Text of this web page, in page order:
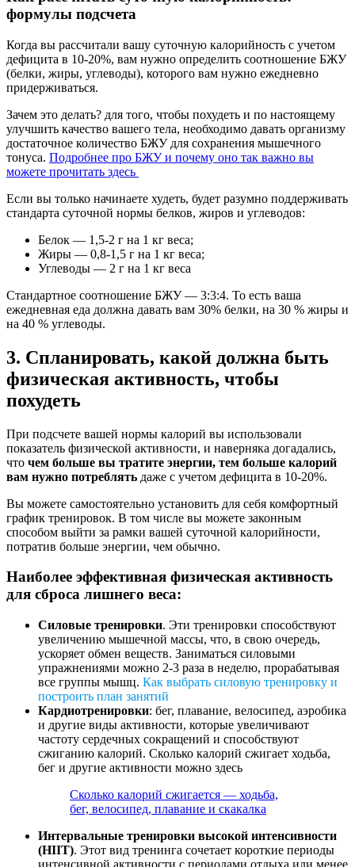
формулы подсчета
Когда вы рассчитали вашу суточную калорийность с учетом
дефицита в 10-20%, вам нужно определить соотношение БЖУ
(белки, жиры, углеводы), которого вам нужно ежедневно
придерживаться.
Зачем это делать? для того, чтобы похудеть и по настоящему
улучшить качество вашего тела, необходимо давать организму
достаточное количество БЖУ для сохранения мышечного
тонуса. Подробнее про БЖУ и почему оно так важно вы
можете прочитать здесь
Если вы только начинаете худеть, будет разумно поддерживать
стандарта суточной нормы белков, жиров и углеводов:
Белок — 1,5-2 г на 1 кг веса;
Жиры — 0,8-1,5 г на 1 кг веса;
Углеводы — 2 г на 1 кг веса
Стандартное соотношение БЖУ — 3:3:4. То есть ваша
ежедневная еда должна давать вам 30% белки, на 30 % жиры и
на 40 % углеводы.
3. Спланировать, какой должна быть
физическая активность, чтобы
похудеть
При подсчете вашей нормы калорий вы использовали
показатель физической активности, и наверняка догадались,
что чем больше вы тратите энергии, тем больше калорий
вам нужно потреблять даже с учетом дефицита в 10-20%.
Вы можете самостоятельно установить для себя комфортный
график тренировок. В том числе вы можете законным
способом выйти за рамки вашей суточной калорийности,
потратив больше энергии, чем обычно.
Наиболее эффективная физическая активность
для сброса лишнего веса:
Силовые тренировки. Эти тренировки способствуют
увеличению мышечной массы, что, в свою очередь,
ускоряет обмен веществ. Заниматься силовыми
упражнениями можно 2-3 раза в неделю, прорабатывая
все группы мышц. Как выбрать силовую тренировку и
построить план занятий
Кардиотренировки: бег, плавание, велосипед, аэробика
и другие виды активности, которые увеличивают
частоту сердечных сокращений и способствуют
сжиганию калорий. Сколько калорий сжигает ходьба,
бег и другие активности можно здесь
Сколько калорий сжигается — ходьба,
бег, велосипед, плавание и скакалка
Интервальные тренировки высокой интенсивности
(HIIT). Этот вид тренинга сочетает короткие периоды